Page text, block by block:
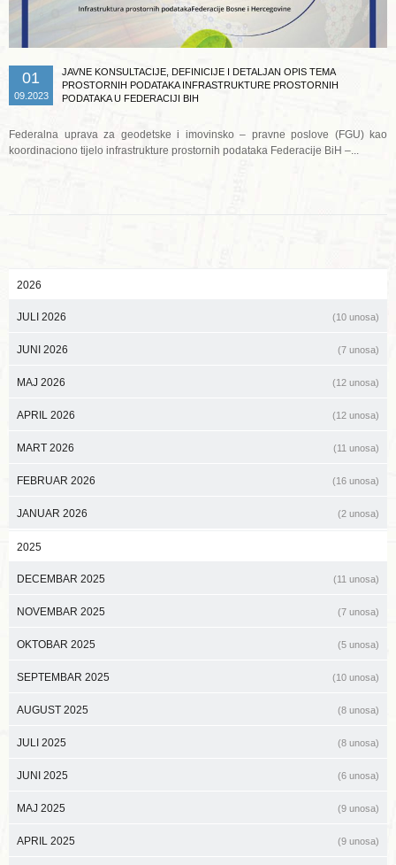
01
09.2023
JAVNE KONSULTACIJE, DEFINICIJE I DETALJAN OPIS TEMA
PROSTORNIH PODATAKA INFRASTRUKTURE PROSTORNIH
PODATAKA U FEDERACIJI BIH
Federalna uprava za geodetske i imovinsko – pravne poslove (FGU) kao
koordinaciono tijelo infrastrukture prostornih podataka Federacije BiH –...
2026
JULI 2026 (10 unosa)
JUNI 2026 (7 unosa)
MAJ 2026 (12 unosa)
APRIL 2026 (12 unosa)
MART 2026 (11 unosa)
FEBRUAR 2026 (16 unosa)
JANUAR 2026 (2 unosa)
2025
DECEMBAR 2025 (11 unosa)
NOVEMBAR 2025 (7 unosa)
OKTOBAR 2025 (5 unosa)
SEPTEMBAR 2025 (10 unosa)
AUGUST 2025 (8 unosa)
JULI 2025 (8 unosa)
JUNI 2025 (6 unosa)
MAJ 2025 (9 unosa)
APRIL 2025 (9 unosa)